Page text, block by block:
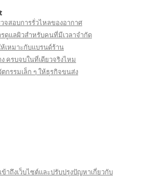
จสอบการรั่วไหลของอากาศ
ดูแลผิวสำหรับคนที่มีเวลาจำกัด
เหมาะกับแบรนด์ร้าน
ครบจบในที่เดียวจริงไหม
รรมเล็ก ๆ ให้ธุรกิจขนส่ง
าถึงเว็บไซต์และปรับปรุงปัญหาเกี่ยวกับ